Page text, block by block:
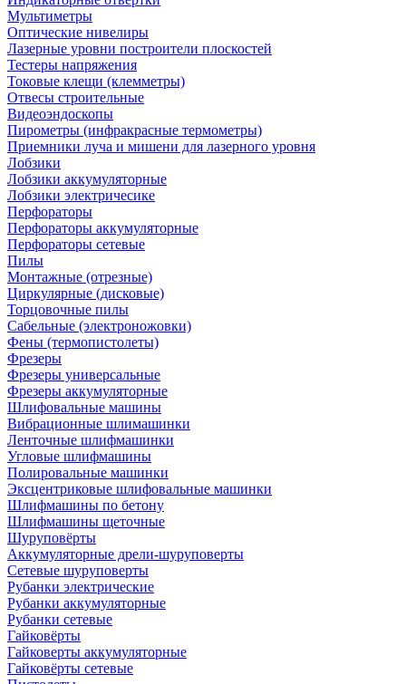
Мультиметры
Оптические нивелиры
Лазерные уровни построители плоскостей
Тестеры напряжения
Токовые клещи (клемметры)
Отвесы строительные
Видеоэндоскопы
Пирометры (инфракрасные термометры)
Приемники луча и мишени для лазерного уровня
Лобзики
Лобзики аккумуляторные
Лобзики электричесике
Перфораторы
Перфораторы аккумуляторные
Перфораторы сетевые
Пилы
Монтажные (отрезные)
Циркулярные (дисковые)
Торцовочные пилы
Сабельные (электроножовки)
Фены (термопистолеты)
Фрезеры
Фрезеры универсальные
Фрезеры аккумуляторные
Шлифовальные машины
Вибрационные шлимашинки
Ленточные шлифмашинки
Угловые шлифмашины
Полировальные машинки
Эксцентриковые шлифовальные машинки
Шлифмашины по бетону
Шлифмашины щеточные
Шуруповёрты
Аккумуляторные дрели-шуруповерты
Сетевые шуруповерты
Рубанки электрические
Рубанки аккумуляторные
Рубанки сетевые
Гайковёрты
Гайковерты аккумуляторные
Гайковёрты сетевые